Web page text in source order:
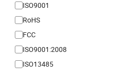
ISO9001
RoHS
FCC
ISO9001:2008
ISO13485